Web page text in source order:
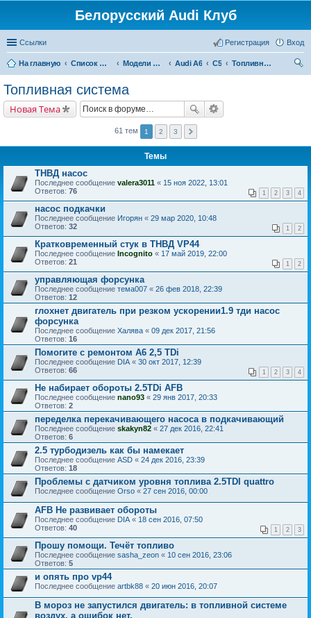
Белорусский Audi Клуб
Ссылки Вход
Регистрация
На главную Список форумов Модели Audi Audi A6 C5
Топливная система
Топливная система
Новая Тема
61 тем 1 2 3
Темы
ТНВД насос
Последнее сообщение valera3011 « 15 ноя 2022, 13:01
Ответов: 76 1 2 3 4
насос подкачки
Последнее сообщение Игорян « 29 мар 2020, 10:48
Ответов: 32 1 2
Кратковременный стук в ТНВД VP44
Последнее сообщение Incognito « 17 май 2019, 22:00
Ответов: 21 1 2
управляющая форсунка
Последнее сообщение тема007 « 26 фев 2018, 22:39
Ответов: 12
глохнет двигатель при резком ускорении1.9 тди насос
форсунка
Последнее сообщение Халява « 09 дек 2017, 21:56
Ответов: 16
Помогите с ремонтом А6 2,5 TDi
Последнее сообщение DIA « 30 окт 2017, 12:39
Ответов: 66 1 2 3 4
Не набирает обороты 2.5TDi AFB
Последнее сообщение nano93 « 29 янв 2017, 20:33
Ответов: 2
переделка перекачивающего насоса в подкачивающий
Последнее сообщение skakyn82 « 27 дек 2016, 22:41
Ответов: 6
2.5 турбодизель как бы намекает
Последнее сообщение ASD « 24 дек 2016, 23:39
Ответов: 18
Проблемы с датчиком уровня топлива 2.5TDI quattro
Последнее сообщение Orso « 27 сен 2016, 00:00
AFB Не развивает обороты
Последнее сообщение DIA « 18 сен 2016, 07:50
Ответов: 40 1 2 3
Прошу помощи. Течёт топливо
Последнее сообщение sasha_zeon « 10 сен 2016, 23:06
Ответов: 5
и опять про vp44
Последнее сообщение artbk88 « 20 июн 2016, 20:07
В мороз не запустился двигатель: в топливной системе
воздух, а ошибок нет.